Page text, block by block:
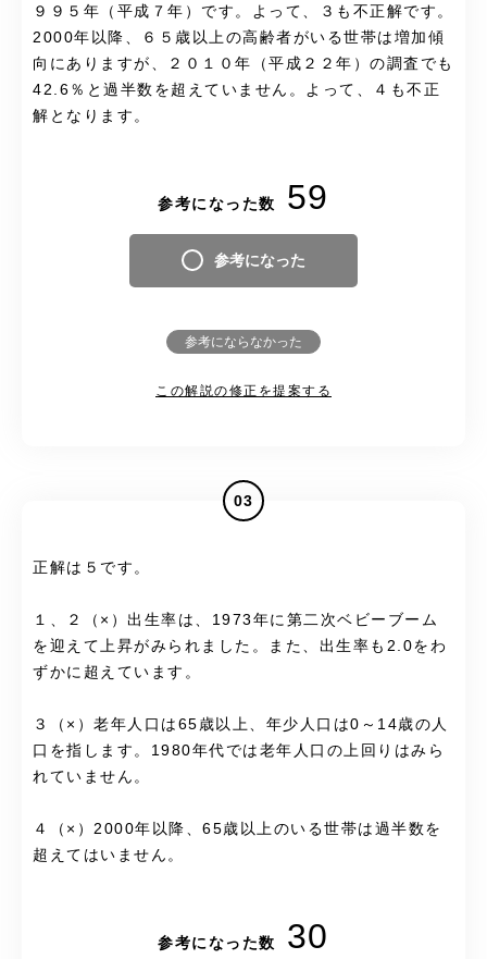
９９５年（平成７年）です。よって、３も不正解です。
2000年以降、６５歳以上の高齢者がいる世帯は増加傾
向にありますが、２０１０年（平成２２年）の調査でも
42.6％と過半数を超えていません。よって、４も不正
解となります。
参考になった数 59
参考になった
参考にならなかった
この解説の修正を提案する
03
正解は５です。
１、２（×）出生率は、1973年に第二次ベビーブーム
を迎えて上昇がみられました。また、出生率も2.0をわ
ずかに超えています。
３（×）老年人口は65歳以上、年少人口は0～14歳の人
口を指します。1980年代では老年人口の上回りはみら
れていません。
４（×）2000年以降、65歳以上のいる世帯は過半数を
超えてはいません。
参考になった数 30